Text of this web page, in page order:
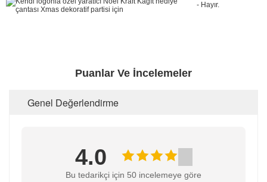
- Hayır.
Puanlar Ve İncelemeler
Genel Değerlendirme
4.0
Bu tedarikçi için 50 incelemeye göre